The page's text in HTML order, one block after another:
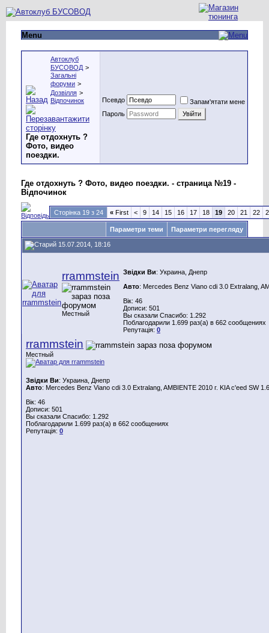
Menu
Автоклуб
БУСОВОД >
Загальні
форуми >
Дозвілля >
Відпочинок
Где отдохнуть ?
Фото, видео
поездки.
Псевдо
Запам'ятати мене
Пароль
Где отдохнуть ? Фото, видео поездки. - страница №19 -
Відпочинок
Сторінка 19 з 24 « First < 9 14 15 16 17 18 19 20 21 22
Параметри теми Параметри перегляду
15.07.2014, 18:16
rrammstein
Местный
Звідки Ви: Украина, Днепр
Авто: Mercedes Benz Viano cdi 3.0 Extralang,
Вік: 46
Дописи: 501
Вы сказали Спасибо: 1.292
Поблагодарили 1.699 раз(а) в 662 сообщениях
Репутація: 0
rrammstein
Местный
Звідки Ви: Украина, Днепр
Авто: Mercedes Benz Viano cdi 3.0 Extralang, AMBIENTE 2010 г. KIA c'eed SW
Вік: 46
Дописи: 501
Вы сказали Спасибо: 1.292
Поблагодарили 1.699 раз(а) в 662 сообщениях
Репутація: 0